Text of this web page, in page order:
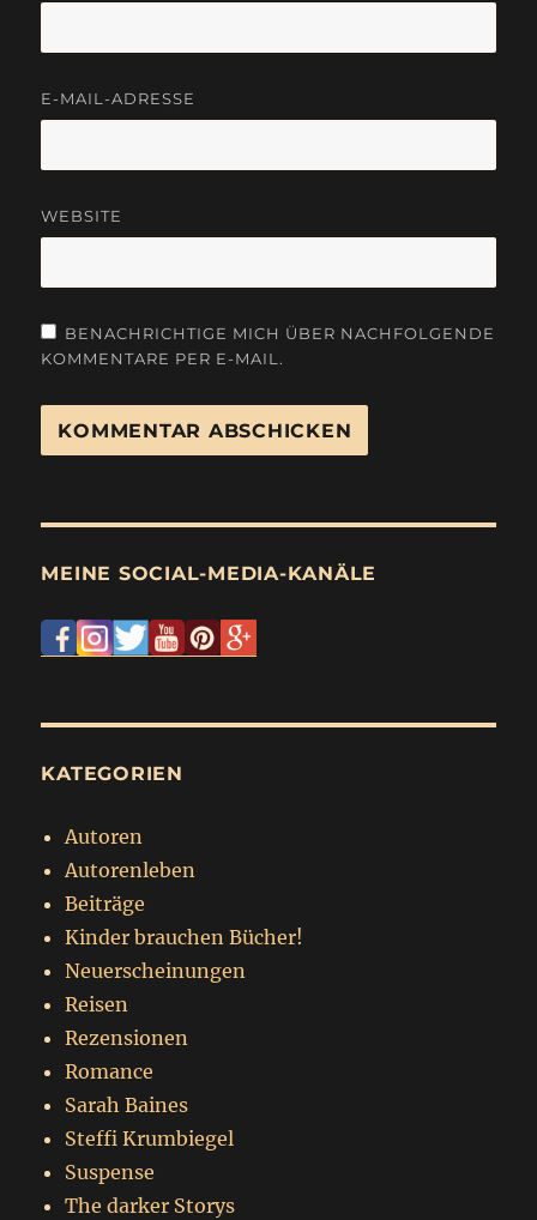
E-MAIL-ADRESSE
WEBSITE
BENACHRICHTIGE MICH ÜBER NACHFOLGENDE
KOMMENTARE PER E-MAIL.
MEINE SOCIAL-MEDIA-KANÄLE
KATEGORIEN
Autoren
Autorenleben
Beiträge
Kinder brauchen Bücher!
Neuerscheinungen
Reisen
Rezensionen
Romance
Sarah Baines
Steffi Krumbiegel
Suspense
The darker Storys